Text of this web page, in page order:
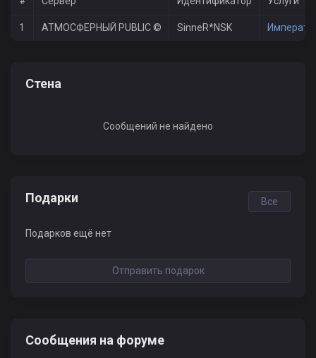
1 АТМОСФЕРНЫЙ PUBLIC © SinneR*NSK
Стена
Сообщений не найдено
Подарки Все
Подарков ещё нет
Отправить подарок
Сообщения на форуме